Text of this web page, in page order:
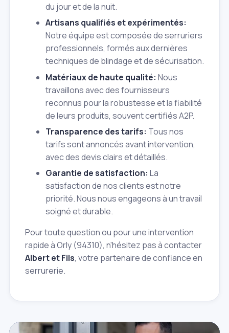
du jour et de la nuit.
Artisans qualifiés et expérimentés:
Notre équipe est composée de serruriers
professionnels, formés aux dernières
techniques de blindage et de sécurisation.
Matériaux de haute qualité: Nous
travaillons avec des fournisseurs
reconnus pour la robustesse et la fiabilité
de leurs produits, souvent certifiés A2P.
Transparence des tarifs: Tous nos
tarifs sont annoncés avant intervention,
avec des devis clairs et détaillés.
Garantie de satisfaction: La
satisfaction de nos clients est notre
priorité. Nous nous engageons à un travail
soigné et durable.
Pour toute question ou pour une intervention
rapide à Orly (94310), n'hésitez pas à contacter
Albert et Fils, votre partenaire de confiance en
serrurerie.